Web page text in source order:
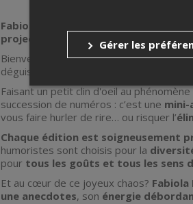
Fabiola Masri vous invite à Big
projecteurs!
Bienvenue à
Big Sister Célebrités, la
déguisés — viennent se prêter au jeu
Faisant un petit clin d'oeil au
succession de numéros : c’est une mini-
vous faire hurler de rire… ou risquer l’
Chaque édition est soigneusement
humoristes sont choisis pour la
pour tous les goûts et tous les sens
Et au cœur de ce joyeux chaos? Fabiola
une anecdotes, son énergie
Gérer les